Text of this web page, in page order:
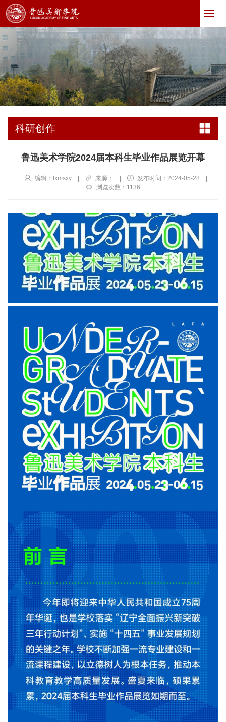
科研创作
鲁迅美术学院2024届本科生毕业作品展览开幕
编辑：lxmsxy | 来源： | 发布时间：2024-05-28
|
浏览次数： 1136